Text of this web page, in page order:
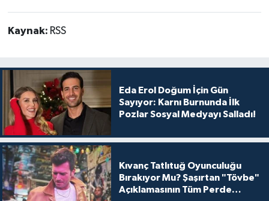
Kaynak: RSS
Eda Erol Doğum İçin Gün
Sayıyor: Karnı Burnunda İlk
Pozlar Sosyal Medyayı Salladı!
Kıvanç Tatlıtuğ Oyunculuğu
Bırakıyor Mu? Şaşırtan "Tövbe"
Açıklamasının Tüm Perde